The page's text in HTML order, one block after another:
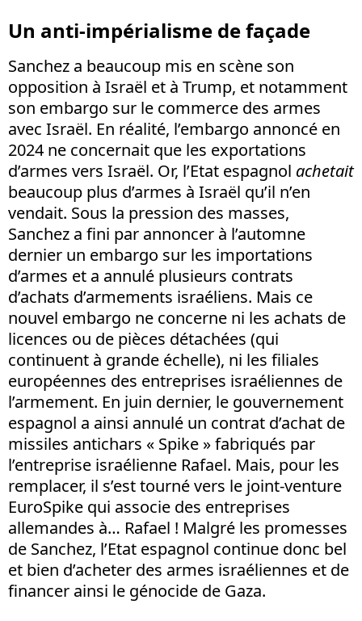
Un anti-impérialisme de façade
Sanchez a beaucoup mis en scène son
opposition à Israël et à Trump, et notamment
son embargo sur le commerce des armes
avec Israël. En réalité, l’embargo annoncé en
2024 ne concernait que les exportations
d’armes vers Israël. Or, l’Etat espagnol achetait
beaucoup plus d’armes à Israël qu’il n’en
vendait. Sous la pression des masses,
Sanchez a fini par annoncer à l’automne
dernier un embargo sur les importations
d’armes et a annulé plusieurs contrats
d’achats d’armements israéliens. Mais ce
nouvel embargo ne concerne ni les achats de
licences ou de pièces détachées (qui
continuent à grande échelle), ni les filiales
européennes des entreprises israéliennes de
l’armement. En juin dernier, le gouvernement
espagnol a ainsi annulé un contrat d’achat de
missiles antichars « Spike » fabriqués par
l’entreprise israélienne Rafael. Mais, pour les
remplacer, il s’est tourné vers le joint-venture
EuroSpike qui associe des entreprises
allemandes à… Rafael ! Malgré les promesses
de Sanchez, l’Etat espagnol continue donc bel
et bien d’acheter des armes israéliennes et de
financer ainsi le génocide de Gaza.